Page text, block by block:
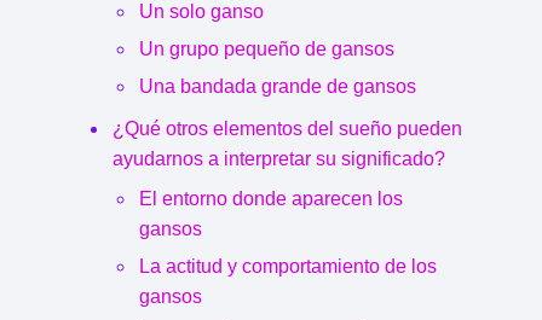
Un solo ganso
Un grupo pequeño de gansos
Una bandada grande de gansos
¿Qué otros elementos del sueño pueden
ayudarnos a interpretar su significado?
El entorno donde aparecen los
gansos
La actitud y comportamiento de los
gansos